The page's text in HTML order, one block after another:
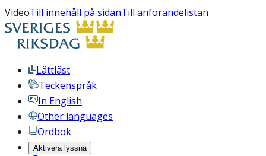
VideoTill innehåll på sidanTill anförandelistan
Lättläst
Teckenspråk
In English
Other languages
Ordbok
Aktivera lyssna